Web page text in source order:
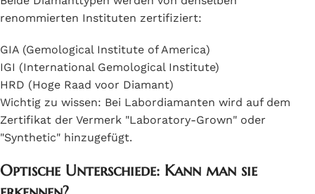
renommierten Instituten zertifiziert:
GIA (Gemological Institute of America)
IGI (International Gemological Institute)
HRD (Hoge Raad voor Diamant)
Wichtig zu wissen: Bei Labordiamanten wird auf dem
Zertifikat der Vermerk "Laboratory-Grown" oder
"Synthetic" hinzugefügt.
Optische Unterschiede: Kann man sie